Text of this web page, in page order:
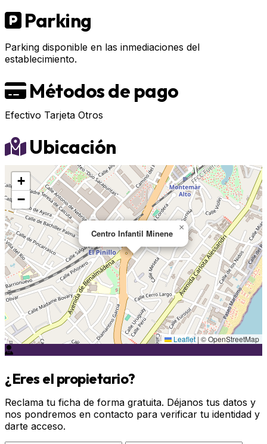
Parking
Parking disponible en las inmediaciones del
establecimiento.
Métodos de pago
Efectivo Tarjeta Otros
Ubicación
Centro Infantil Minene
×
+
−
Leaflet | © OpenStreetMap
¿Eres el propietario?
Reclama tu ficha de forma gratuita. Déjanos tus datos y
nos pondremos en contacto para verificar tu identidad y
darte acceso.